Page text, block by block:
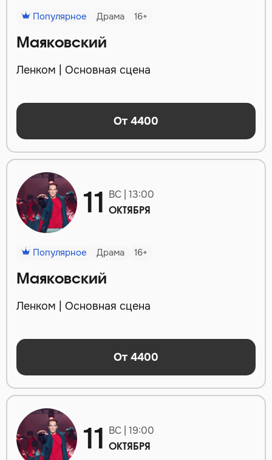
Популярное Драма 16+
Маяковский
Ленком | Основная сцена
От 4400
11 ВС | 13:00
ОКТЯБРЯ
Популярное Драма 16+
Маяковский
Ленком | Основная сцена
От 4400
11 ВС | 19:00
ОКТЯБРЯ